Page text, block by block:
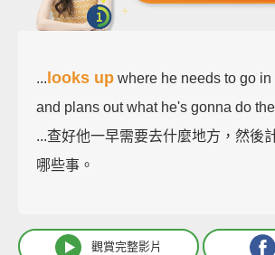
... looks up where he needs to go in
and plans out what he's gonna do
...查好他一早需要去什麼地方，然後
哪些事。
觀賞完整影片